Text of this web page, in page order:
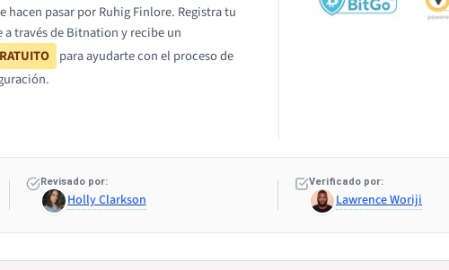
hacen pasar por Ruhig Finlore. Registra tu
través de Bitnation y recibe un
para ayudarte con el proceso de
Revisado por:
Holly Clarkson
Verificado por:
Lawrence Woriji